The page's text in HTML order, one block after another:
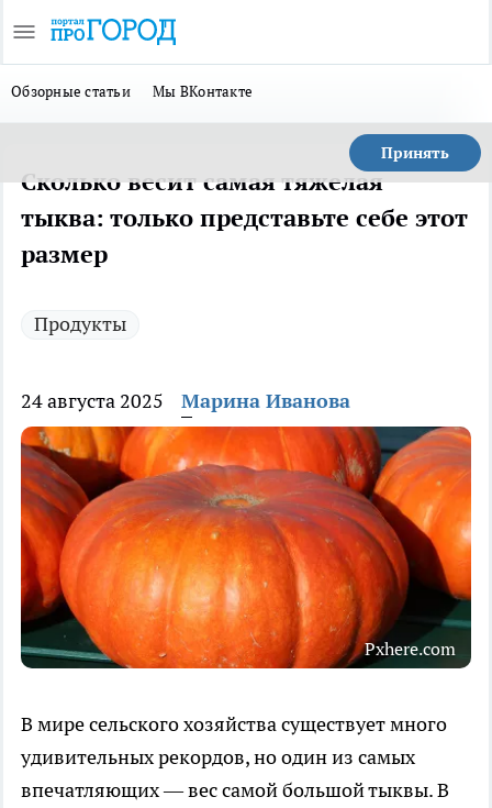
Обзорные статьи Мы ВКонтакте
Принять
Сколько весит самая тяжелая
тыква: только представьте себе этот
размер
Продукты
24 августа 2025 Марина Иванова
Pxhere.com
В мире сельского хозяйства существует много
удивительных рекордов, но один из самых
впечатляющих — вес самой большой тыквы. В